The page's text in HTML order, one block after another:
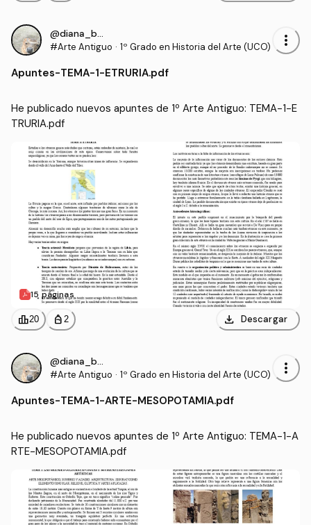
@diana_bcr
#Arte Antiguo · 1º Grado en Historia del Arte (UCO) more_vert
Apuntes-TEMA-1-ETRURIA.pdf
He publicado nuevos apuntes de 1º Arte Antiguo: TEMA-1-E
TRURIA.pdf
15 páginas
leaderboard20 personal_bag 2 download Descargar
@diana_bcr
#Arte Antiguo · 1º Grado en Historia del Arte (UCO) more_vert
Apuntes-TEMA-1-ARTE-MESOPOTAMIA.pdf
He publicado nuevos apuntes de 1º Arte Antiguo: TEMA-1-A
RTE-MESOPOTAMIA.pdf